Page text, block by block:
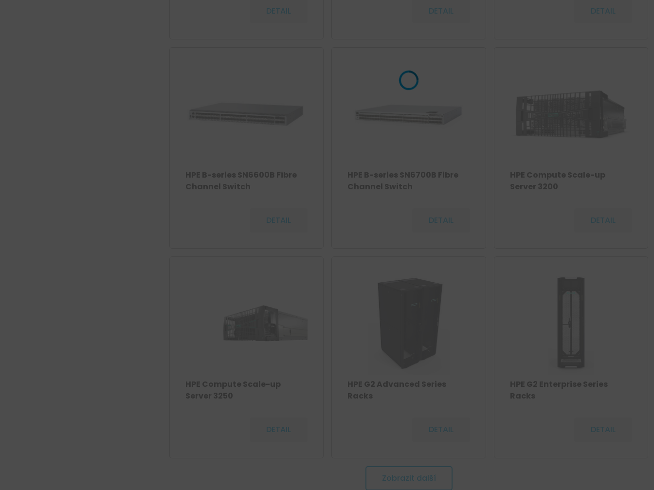
DETAIL DETAIL DETAIL
HPE B-series SN6600B Fibre
Channel Switch
DETAIL
HPE B-series SN6700B Fibre
Channel Switch
DETAIL
HPE Compute Scale-up
Server 3200
DETAIL
HPE Compute Scale-up
Server 3250
DETAIL
HPE G2 Advanced Series
Racks
DETAIL
HPE G2 Enterprise Series
Racks
DETAIL
Zobrazit další